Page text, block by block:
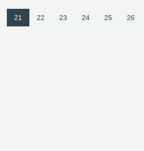
21 22 23 24 25 26